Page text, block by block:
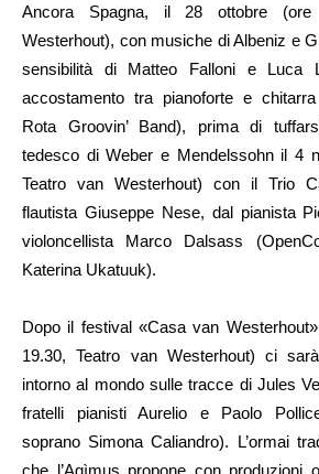
Ancora Spagna, il 28 ottobre (ore
Westerhout), con musiche di Albeniz e
sensibilità di Matteo Falloni e Luca
accostamento tra pianoforte e
Rota Groovin’ Band), prima di
tedesco di Weber e Mendelssohn il 4
Teatro van Westerhout) con il Trio
flautista Giuseppe Nese, dal pianista
violoncellista Marco Dalsass
Katerina Ukatuuk).
Dopo il festival «Casa van
19.30, Teatro van Westerhout) ci
intorno al mondo sulle tracce di Jules
fratelli pianisti Aurelio e Paolo
soprano Simona Caliandro). L’ormai
che l’Agìmus propone con produzioni